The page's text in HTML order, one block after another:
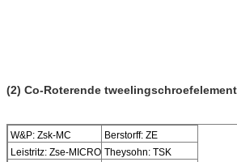
(2) Co-Roterende
W&P: Zsk-MC
Berstorff: ZE
Leistritz: Zse-MICRO Theysohn: TSK